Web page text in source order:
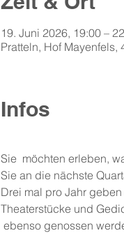
19. Juni 2026, 19:00 –
Pratteln, Hof Mayenfels,
Infos
Sie  möchten erleben,
Sie an die nächste
Drei mal pro Jahr
Theaterstücke und
ebenso genossen